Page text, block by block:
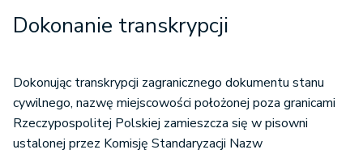
Dokonanie transkrypcji
Dokonując transkrypcji zagranicznego dokumentu stanu
cywilnego, nazwę miejscowości położonej poza granicami
Rzeczypospolitej Polskiej zamieszcza się w pisowni
ustalonej przez Komisję Standaryzacji Nazw